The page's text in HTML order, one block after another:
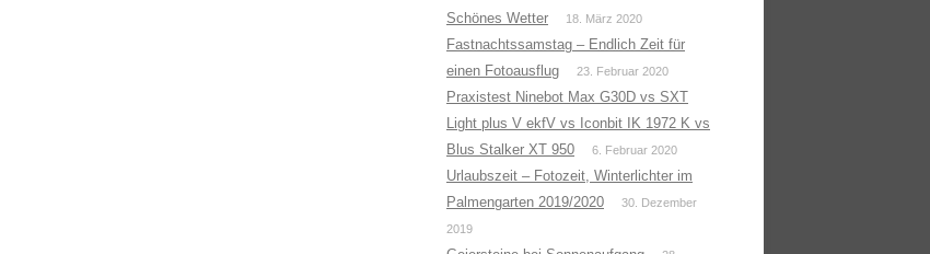
Schönes Wetter 18. März 2020
Fastnachtssamstag – Endlich Zeit für
einen Fotoausflug
23. Februar 2020
Praxistest Ninebot Max G30D vs SXT
Light plus V ekfV vs Iconbit IK 1972 K vs
Blus Stalker XT 950
6. Februar 2020
Urlaubszeit – Fotozeit, Winterlichter im
Palmengarten 2019/2020
30. Dezember
2019